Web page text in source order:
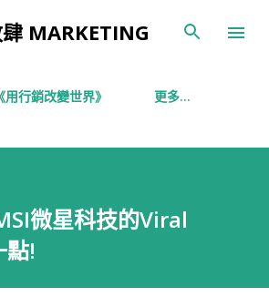
MARKETING
行銷改變世界》 更多…
微星科技的Viral
!